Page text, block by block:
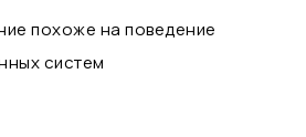
похоже на поведение
систем